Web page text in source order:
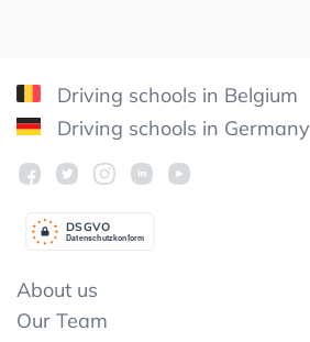
Driving schools in Belgium
Driving schools in Germany
Datenschutzkonform
DSGVO
About us
Our Team